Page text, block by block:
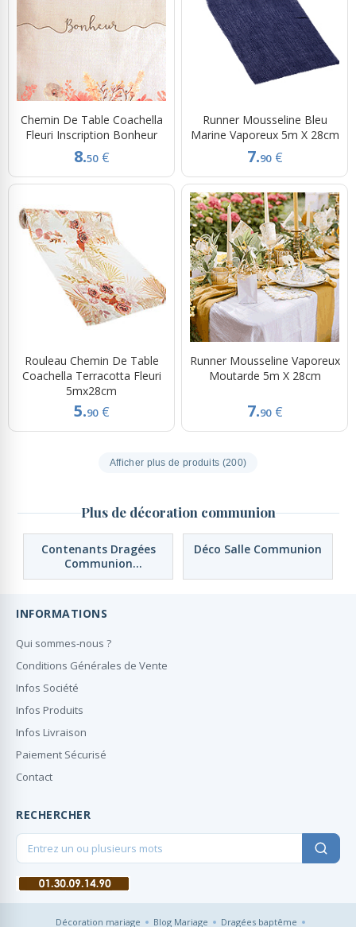
Chemin De Table Coachella
Fleuri Inscription Bonheur
8.50 €
Runner Mousseline Bleu
Marine Vaporeux 5m X 28cm
7.90 €
Rouleau Chemin De Table
Coachella Terracotta Fleuri
5mx28cm
5.90 €
Runner Mousseline Vaporeux
Moutarde 5m X 28cm
7.90 €
Afficher plus de produits (200)
Plus de décoration communion
Contenants Dragées
Communion
Personnalisés
Déco Salle Communion
INFORMATIONS
Qui sommes-nous ?
Conditions Générales de Vente
Infos Société
Infos Produits
Infos Livraison
Paiement Sécurisé
Contact
RECHERCHER
Décoration mariage Blog Mariage Dragées baptême